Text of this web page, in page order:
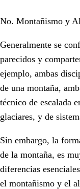
No. Montañismo y
Generalmente se
parecidos y
ejemplo, ambas
de una montaña,
técnico de escalada
glaciares, y de
Sin embargo, la
de la montaña, es
diferencias
el montañismo y el